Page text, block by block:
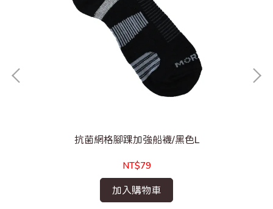
抗菌網格腳踝加強船襪/黑色L
NT$79
加入購物車